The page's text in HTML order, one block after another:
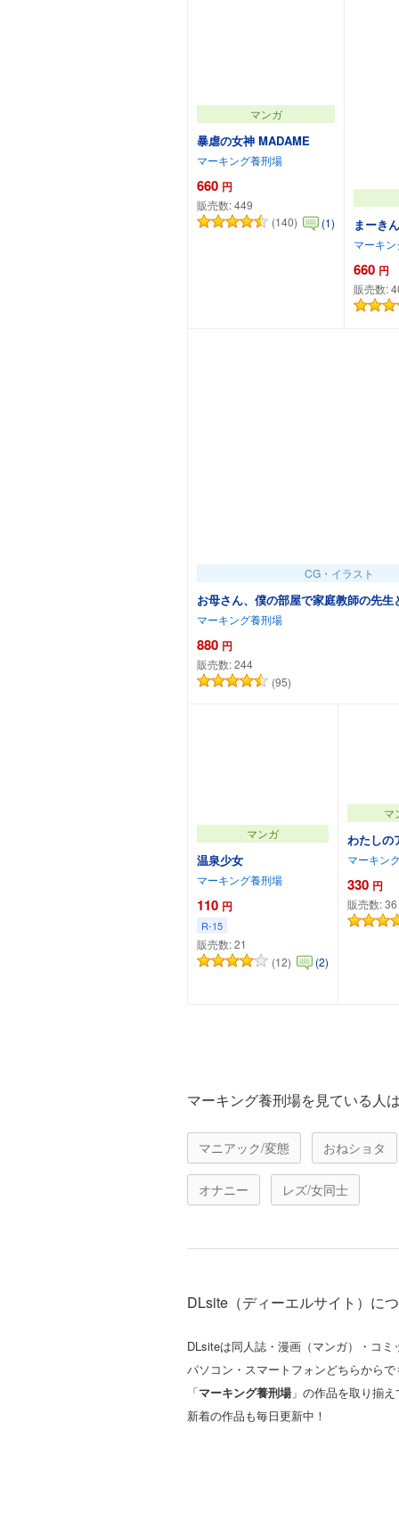
マンガ
暴虐の女神 MADAME
マーキング養刑場
660 円
販売数:449
(140)
(1) まーき
マーキ
660 円
販売数:
CG・イラスト
お母さん、僕の部屋で家庭教師の先
マーキング養刑場
880 円
販売数:244
(95)
マンガ
温泉少女
マーキング養刑場
110 円
R-15
販売数:21
(12)
(2)
マ
わたしの
マーキン
330 円
販売数:36
マーキング養刑場を見ている人
マニアック/変態 おねショタ
オナニー レズ/女同士
DLsite（ディーエルサイト）に
DLsiteは同人誌・漫画（マンガ）・コ
パソコン・スマートフォンどちらから
「マーキング養刑場」の作品を取り揃
新着の作品も毎日更新中！